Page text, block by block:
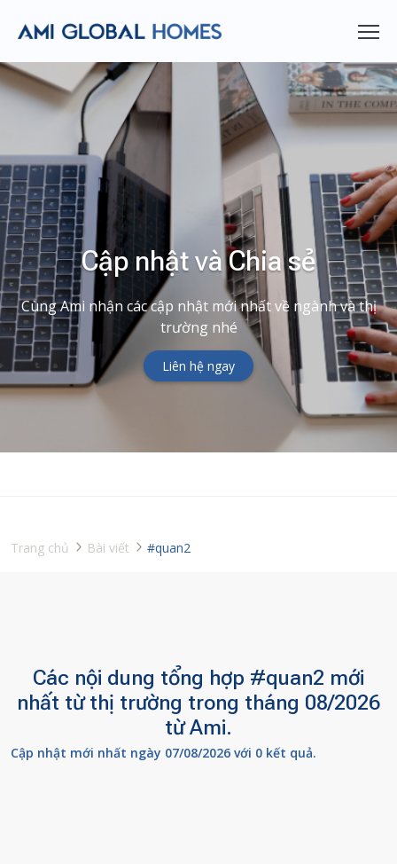
Cập nhật và Chia sẻ
Cùng Ami nhận các cập nhật mới nhất về ngành và thị
trường nhé
Liên hệ ngay
Trang chủ Bài viết #quan2
Các nội dung tổng hợp #quan2 mới
nhất từ thị trường trong tháng 08/2026
từ Ami.
Cập nhật mới nhất ngày 07/08/2026 với 0 kết quả.